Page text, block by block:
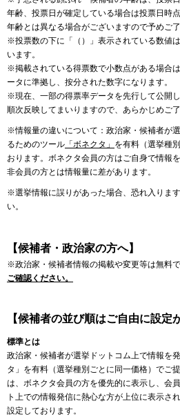
年齢、投票日が確定している場合は投票日時
年齢とは異なる場合がございますので予めご了
※投票数の下に「（）」表示されている数値
います。
※掲載されている得票数で小数点がある場合
ータに準拠し、按分された数字になります。
※現在、一部の得票率データを先行して公開
順次反映してまいりますので、あらかじめご了
※情報量の違いについて：政治家・候補者が
るためのツール 「ボネクタ」 を有料（選挙種
おります。ボネクタ会員の方はご自身で情報
非会員の方とは情報量に差があります。
※選挙情報に誤りがあった場合、恐れ入りま
い。
【候補者・政治家の方へ】
※政治家・候補者情報の掲載や変更等は無料で
ご確認ください。
【候補者の並び順はご自由に設定
標準とは
政治家・候補者が選挙ドットコム上で情報を
タ」を有料（選挙種別ごとに同一価格）でご
は、ボネクタ会員の方を優先的に表示し、会
ト上での情報発信に熱心な方が上位に表示さ
設定しております。